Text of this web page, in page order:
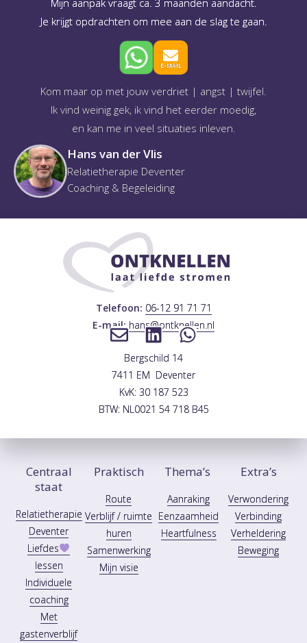
Je krijgt opdrachten om mee aan de slag te gaan.
E-MAIL
Kom maar op met jouw verdriet | angst | twijfel.
Ik vind weinig gek, ik vind het eerder moedig,
en kan me in veel situaties inleven.
Hans van der Vlis
Relatietherapie Deventer
Coaching & Begeleiding
Telefoon: 06-12 91 71 71
E-mail:hans@ontknellen.nl
Bergschild 14
7411 EM Deventer
KvK: 30 187 523
BTW: NL0021 54 718 B45
Centraal
staat
Relatietherapie
Deventer
Liefdes
lessen
Individuele
coaching
Met
gastenverblijf
Praktisch
Route
Verblijf / ruimte
huren
Samenwerking
Mijn visie
Thema’s
Aanraking
Eenzaamheid
Heartfulness
Extra’s
Verwondering
Verbinding
Verheldering
Beweging